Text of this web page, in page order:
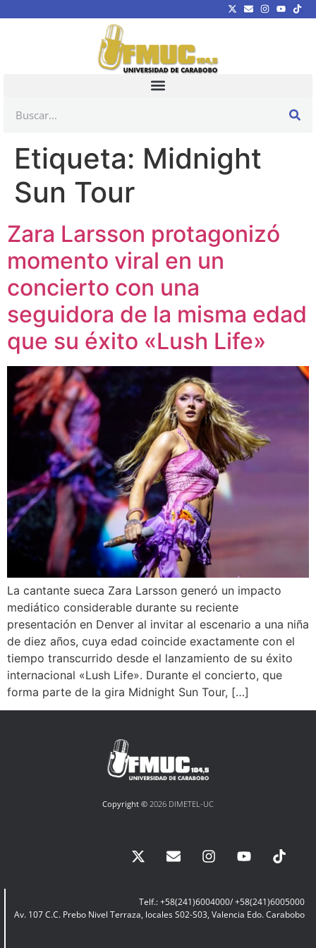
Etiqueta: Midnight
Sun Tour
Zara Larsson protagonizó
momento viral en un
concierto con una
seguidora de la misma edad
que su éxito «Lush Life»
La cantante sueca Zara Larsson generó un impacto
mediático considerable durante su reciente
presentación en Denver al invitar al escenario a una niña
de diez años, cuya edad coincide exactamente con el
tiempo transcurrido desde el lanzamiento de su éxito
internacional «Lush Life». Durante el concierto, que
forma parte de la gira Midnight Sun Tour, […]
Copyright © 2026 DIMETEL-UC
Telf.: +58(241)6004000/ +58(241)6005000
Av. 107 C.C. Prebo Nivel Terraza, locales S02-S03, Valencia Edo. Carabobo